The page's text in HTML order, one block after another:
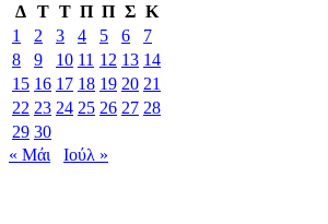
Δ Τ Τ Π Π Σ Κ
1
2 3 4 5 6
7
8
9 10 11 12 13 14
15 16 17 18 19 20 21
22 23 24 25 26 27 28
29 30
« Μάι
Ιούλ »